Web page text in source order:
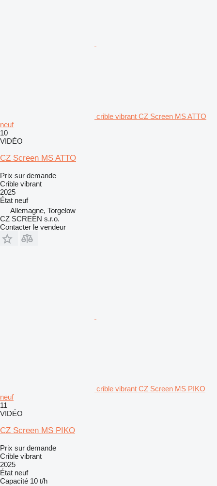
crible vibrant CZ Screen MS ATTO
neuf
10
VIDÉO
CZ Screen MS ATTO
Prix sur demande
Crible vibrant
2025
État neuf
Allemagne, Torgelow
CZ SCREEN s.r.o.
Contacter le vendeur
crible vibrant CZ Screen MS PIKO
neuf
11
VIDÉO
CZ Screen MS PIKO
Prix sur demande
Crible vibrant
2025
État neuf
Capacité 10 t/h